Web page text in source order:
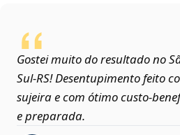
Gostei muito do resultado no
Sul‑RS! Desentupimento feito
sujeira e com ótimo custo-
e preparada.